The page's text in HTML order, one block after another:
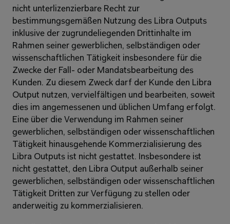
nicht unterlizenzierbare Recht zur
bestimmungsgemäßen Nutzung des Libra Outputs
inklusive der zugrundeliegenden Drittinhalte im
Rahmen seiner gewerblichen, selbständigen oder
wissenschaftlichen Tätigkeit insbesondere für die
Zwecke der Fall- oder Mandatsbearbeitung des
Kunden. Zu diesem Zweck darf der Kunde den Libra
Output nutzen, vervielfältigen und bearbeiten, soweit
dies im angemessenen und üblichen Umfang erfolgt.
Eine über die Verwendung im Rahmen seiner
gewerblichen, selbständigen oder wissenschaftlichen
Tätigkeit hinausgehende Kommerzialisierung des
Libra Outputs ist nicht gestattet. Insbesondere ist
nicht gestattet, den Libra Output außerhalb seiner
gewerblichen, selbständigen oder wissenschaftlichen
Tätigkeit Dritten zur Verfügung zu stellen oder
anderweitig zu kommerzialisieren.